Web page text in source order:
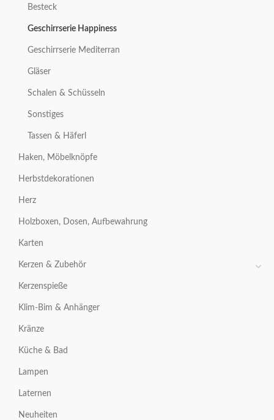
Besteck
Geschirrserie Happiness
Geschirrserie Mediterran
Gläser
Schalen & Schüsseln
Sonstiges
Tassen & Häferl
Haken, Möbelknöpfe
Herbstdekorationen
Herz
Holzboxen, Dosen, Aufbewahrung
Karten
Kerzen & Zubehör
Kerzenspieße
Klim-Bim & Anhänger
Kränze
Küche & Bad
Lampen
Laternen
Neuheiten